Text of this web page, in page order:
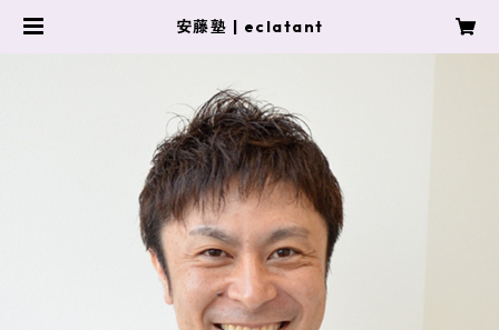
安藤塾 | eclatant